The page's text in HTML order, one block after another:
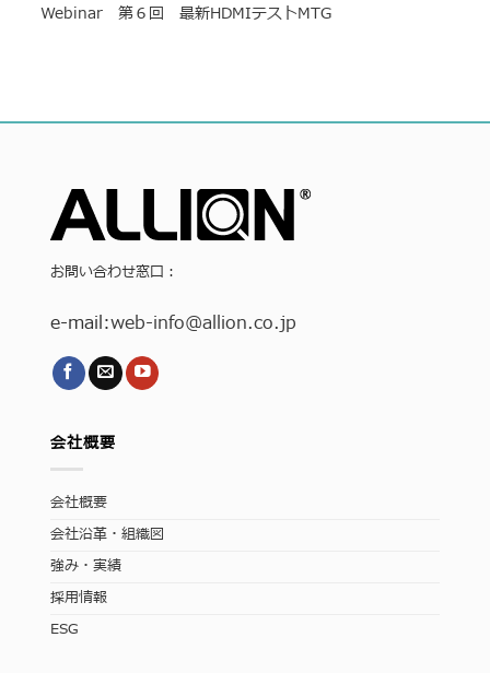
Webinar 第６回 最新HDMIテストMTG
お問い合わせ窓口：
e-mail:web-info@allion.co.jp
会社概要
会社概要
会社沿革・組織図
強み・実績
採用情報
ESG